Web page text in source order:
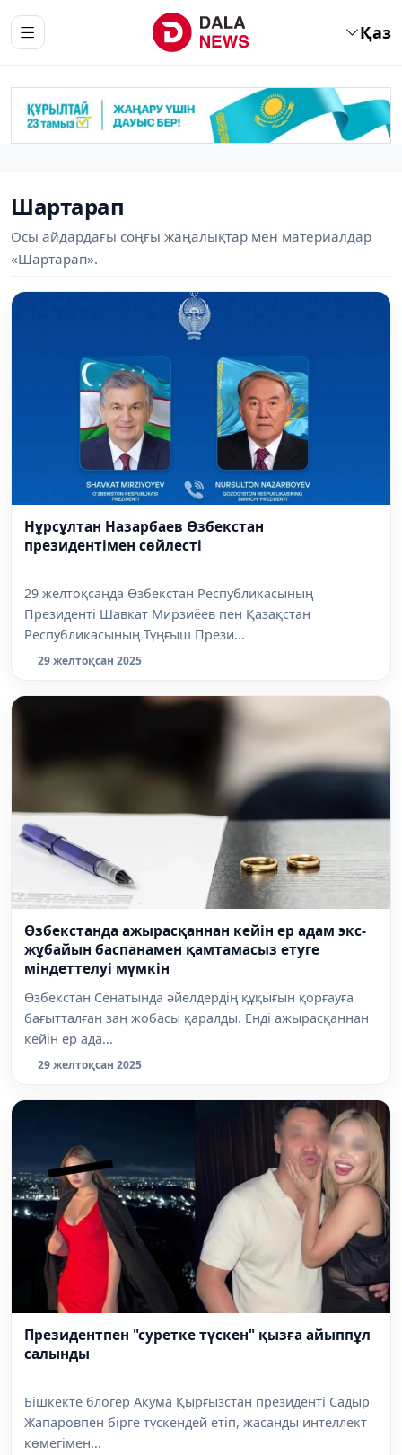
Қаз
Шартарап
Осы айдардағы соңғы жаңалықтар мен материалдар
«Шартарап».
Нұрсұлтан Назарбаев Өзбекстан
президентімен сөйлесті
29 желтоқсанда Өзбекстан Республикасының
Президенті Шавкат Мирзиёев пен Қазақстан
Республикасының Тұңғыш Прези...
29 желтоқсан 2025
Өзбекстанда ажырасқаннан кейін ер адам экс-
жұбайын баспанамен қамтамасыз етуге
міндеттелуі мүмкін
Өзбекстан Сенатында әйелдердің құқығын қорғауға
бағытталған заң жобасы қаралды. Енді ажырасқаннан
кейін ер ада...
29 желтоқсан 2025
Президентпен "суретке түскен" қызға айыппұл
салынды
Бішкекте блогер Акума Қырғызстан президенті Садыр
Жапаровпен бірге түскендей етіп, жасанды интеллект
көмегімен...